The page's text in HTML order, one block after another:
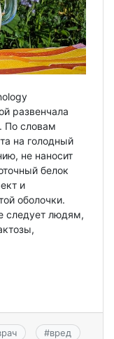
развенчала
По словам
на голодный
не наносит
белок
и
оболочки.
следует людям,
#вред